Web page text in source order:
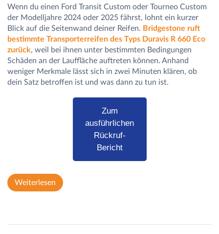
Wenn du einen Ford Transit Custom oder Tourneo Custom
der Modelljahre 2024 oder 2025 fährst, lohnt ein kurzer
Blick auf die Seitenwand deiner Reifen. Bridgestone ruft
bestimmte Transporterreifen des Typs Duravis R 660 Eco
zurück, weil bei ihnen unter bestimmten Bedingungen
Schäden an der Lauffläche auftreten können. Anhand
weniger Merkmale lässt sich in zwei Minuten klären, ob
dein Satz betroffen ist und was dann zu tun ist.
Zum
ausführlichen
Rückruf-
Bericht
Weiterlesen